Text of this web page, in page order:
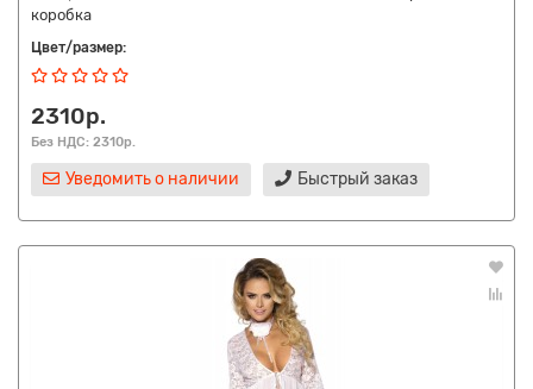
коробка
Цвет/размер:
2310р.
Без НДС: 2310р.
Уведомить о наличии Быстрый заказ